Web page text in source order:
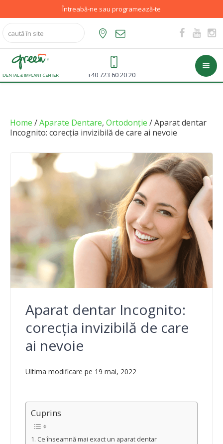
+40 723 60 20 20
Home /Aparate Dentare, Ortodonție / Aparat dentar
Incognito: corecția invizibilă de care ai nevoie
Aparat dentar Incognito:
corecția invizibilă de care
ai nevoie
Ultima modificare pe 19 mai, 2022
Cuprins
Ce înseamnă mai exact un aparat dentar
Întreabă-ne sau programează-te